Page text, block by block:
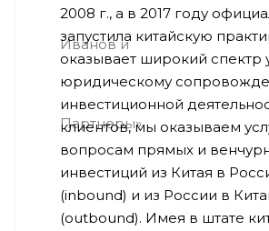
2008 г., а в 2017 году
запустила китайскую
оказывает широкий спектр
юридическому
инвестиционной
клиентов, мы оказываем
вопросам прямых и
инвестиций из Китая в
(inbound) и из России в
(outbound). Имея в штате